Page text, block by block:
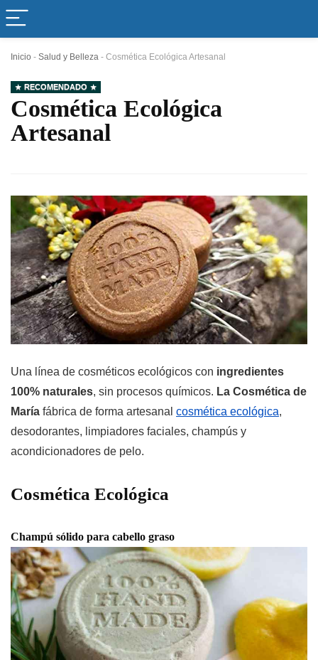
Inicio - Salud y Belleza - Cosmética Ecológica Artesanal
RECOMENDADO
Cosmética Ecológica
Artesanal
Una línea de cosméticos ecológicos con ingredientes
100% naturales, sin procesos químicos. La Cosmética de
María fábrica de forma artesanal cosmética ecológica,
desodorantes, limpiadores faciales, champús y
acondicionadores de pelo.
Cosmética Ecológica
Champú sólido para cabello graso